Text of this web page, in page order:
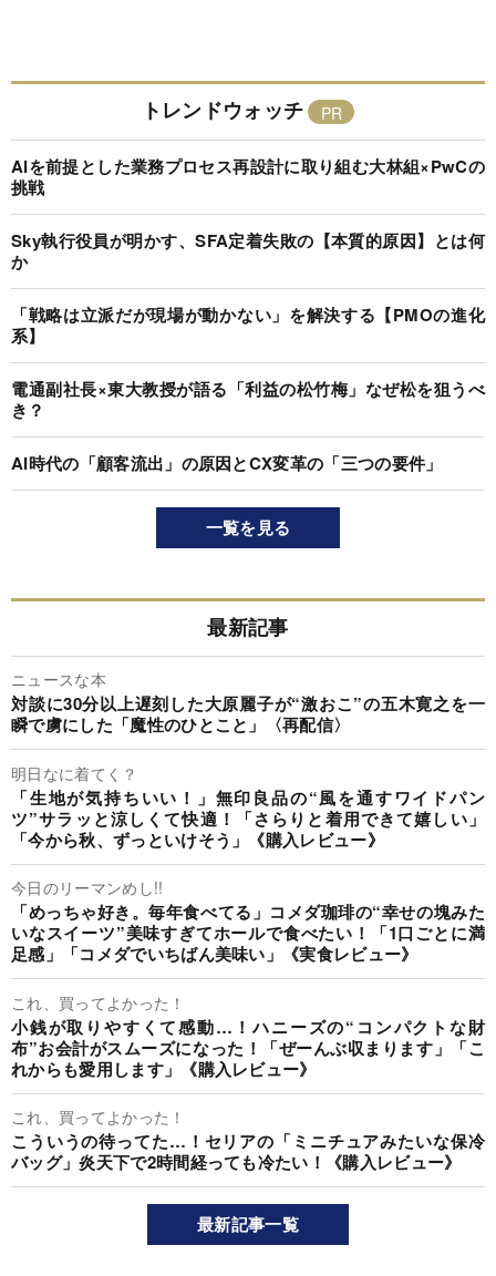
トレンドウォッチ
AIを前提とした業務プロセス再設計に取り組む大林組×PwCの
挑戦
Sky執行役員が明かす、SFA定着失敗の【本質的原因】とは何
か
「戦略は立派だが現場が動かない」を解決する【PMOの進化
系】
電通副社長×東大教授が語る「利益の松竹梅」なぜ松を狙うべ
き？
AI時代の「顧客流出」の原因とCX変革の「三つの要件」
一覧を見る
最新記事
ニュースな本
対談に30分以上遅刻した大原麗子が“激おこ”の五木寛之を一
瞬で虜にした「魔性のひとこと」〈再配信〉
明日なに着てく？
「生地が気持ちいい！」無印良品の“風を通すワイドパン
ツ”サラッと涼しくて快適！「さらりと着用できて嬉しい」
「今から秋、ずっといけそう」《購入レビュー》
今日のリーマンめし!!
「めっちゃ好き。毎年食べてる」コメダ珈琲の“幸せの塊みた
いなスイーツ”美味すぎてホールで食べたい！「1口ごとに満
足感」「コメダでいちばん美味い」《実食レビュー》
これ、買ってよかった！
小銭が取りやすくて感動…！ハニーズの“コンパクトな財
布”お会計がスムーズになった！「ぜーんぶ収まります」「こ
れからも愛用します」《購入レビュー》
これ、買ってよかった！
こういうの待ってた…！セリアの「ミニチュアみたいな保冷
バッグ」炎天下で2時間経っても冷たい！《購入レビュー》
最新記事一覧